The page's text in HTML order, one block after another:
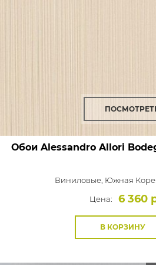
Обои Alessandro Allori
Виниловые, Южная
Цена:
6 360
В КОРЗИНУ